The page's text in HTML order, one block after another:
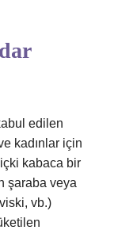
edilen
kadınlar için
kabaca bir
şaraba veya
vb.)